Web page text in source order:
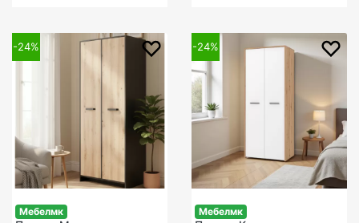
-24%
Мебелмк
-24%
Мебелмк